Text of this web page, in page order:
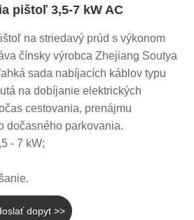
pištoľ 3,5-7 kW AC
na striedavý prúd s výkonom
čínsky výrobca Zhejiang Soutya
sada nabíjacích káblov typu
na dobíjanie elektrických
cestovania, prenájmu
dočasného parkovania.
- 7 kW;
dopyt >>